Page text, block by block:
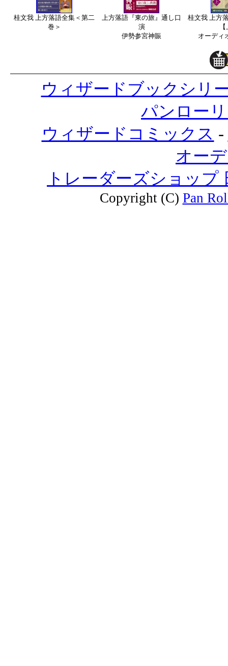
桂文我 上方落語全集＜第二
巻＞
上方落語『東の旅』通し口
演
伊勢参宮神賑
桂文我 上方
オーディ
ウィザードブックシリ
パンロー
ウィザードコミックス -
オー
トレーダーズショップ
Copyright (C) Pan